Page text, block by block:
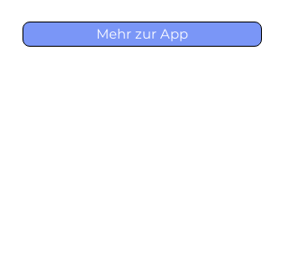
Mehr zur App